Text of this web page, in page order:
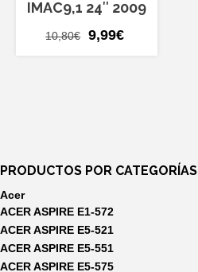
IMAC9,1 24″ 2009
10,80€
El
9,99€
PRODUCTOS POR CATEGORÍAS
Acer
ACER ASPIRE E1-572
ACER ASPIRE E5-521
ACER ASPIRE E5-551
ACER ASPIRE E5-575